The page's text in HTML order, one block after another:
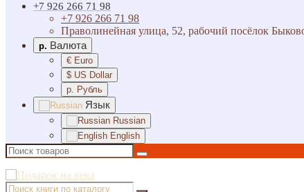
+7 926 266 71 98
+7 926 266 71 98
Праволинейная улица, 52, рабочий посёлок
р. Валюта
€ Euro
$ US Dollar
р. Рубль
Язык
Russian
English